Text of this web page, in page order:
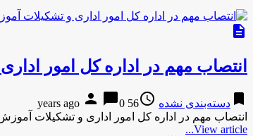
description
انتصاب مهم در اداره کل امور
bookmark دسته‌بندی نشده access_time
56 years ago
person chat_bubble0
انتصاب مهم در اداره کل امور اداری و تشکیلات
View article...